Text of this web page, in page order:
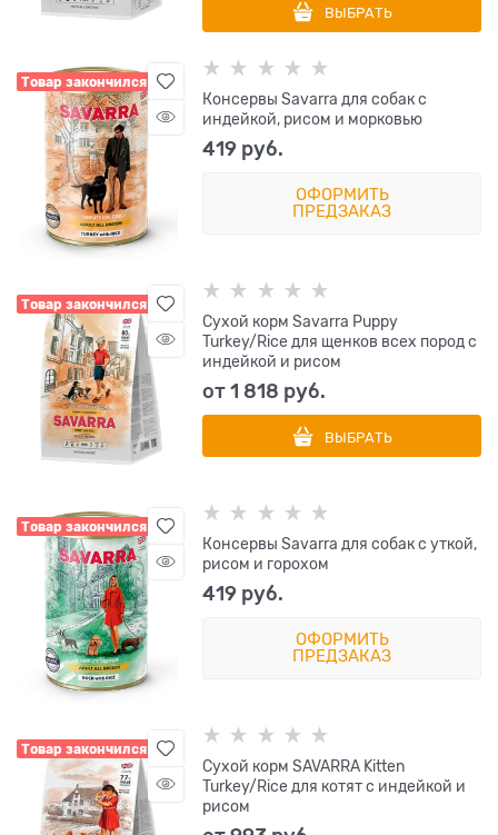
ВЫБРАТЬ
Товар закончился
Консервы Savarra для собак с
индейкой, рисом и морковью
419 руб.
ОФОРМИТЬ
ПРЕДЗАКАЗ
Товар закончился
Сухой корм Savarra Puppy
Turkey/Rice для щенков всех пород с
индейкой и рисом
от1 818 руб.
ВЫБРАТЬ
Товар закончился
Консервы Savarra для собак с уткой,
рисом и горохом
419 руб.
ОФОРМИТЬ
ПРЕДЗАКАЗ
Товар закончился
Сухой корм SAVARRA Kitten
Turkey/Rice для котят с индейкой и
рисом